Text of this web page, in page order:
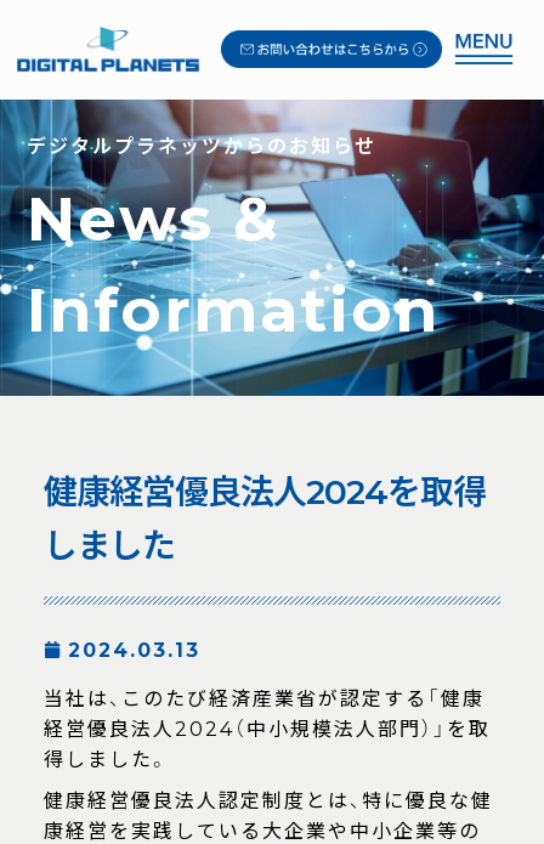
デジタルプラネッツからのお知らせ
News &
Information
健康経営優良法人2024を取得
しました
2024.03.13
当社は、このたび経済産業省が認定する「健康
経営優良法人2024（中小規模法人部門）」を取
得しました。
健康経営優良法人認定制度とは、特に優良な健
康経営を実践している大企業や中小企業等の